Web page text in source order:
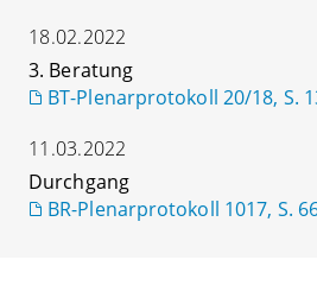
18.02.2022
3. Beratung
BT-Plenarprotokoll 20/18, S.
11.03.2022
Durchgang
BR-Plenarprotokoll 1017, S.